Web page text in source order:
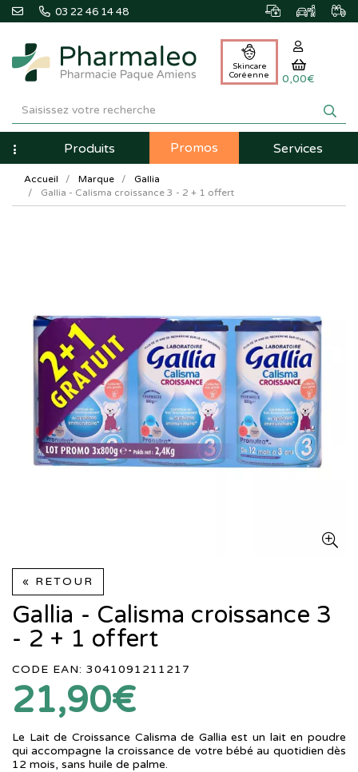
03 22 46 14 48
Pharmaleo
Pharmacie
Paque
Amiens
Skincare
Coréenne
0,00€
NavigationProduits Promos Services
Accueil Marque
Gallia
Gallia - Calisma croissance 3 - 2 + 1 offert
« RETOUR
Gallia - Calisma croissance 3
- 2 + 1 offert
CODE EAN: 3041091211217
21,90€
Le Lait de Croissance Calisma de Gallia est un lait en poudre
qui accompagne la croissance de votre bébé au quotidien dès
12 mois, sans huile de palme.